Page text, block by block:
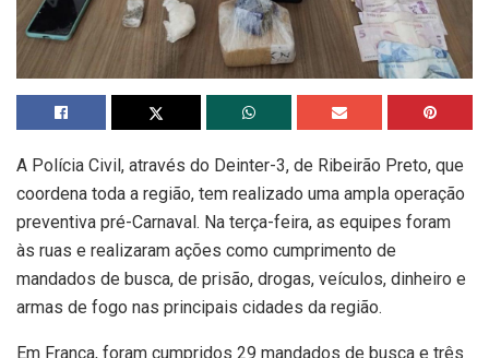
A Polícia Civil, através do Deinter-3, de Ribeirão Preto, que
coordena toda a região, tem realizado uma ampla operação
preventiva pré-Carnaval. Na terça-feira, as equipes foram
às ruas e realizaram ações como cumprimento de
mandados de busca, de prisão, drogas, veículos, dinheiro e
armas de fogo nas principais cidades da região.
Em Franca, foram cumpridos 29 mandados de busca e três